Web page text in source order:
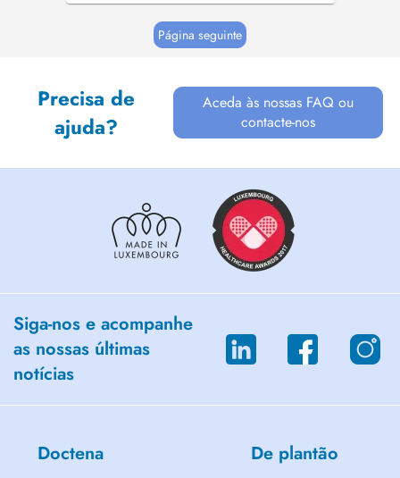
Página seguinte
Precisa de
ajuda?
Aceda às nossas FAQ ou
contacte-nos
Siga-nos e acompanhe
as nossas últimas
notícias
Doctena De plantão